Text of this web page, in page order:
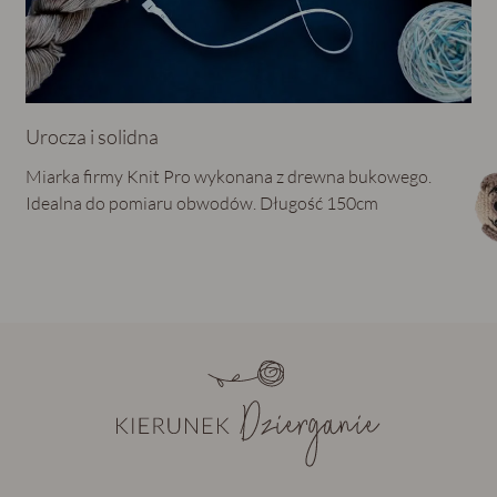
Urocza i solidna
Miarka firmy Knit Pro wykonana z drewna bukowego.
Idealna do pomiaru obwodów. Długość 150cm